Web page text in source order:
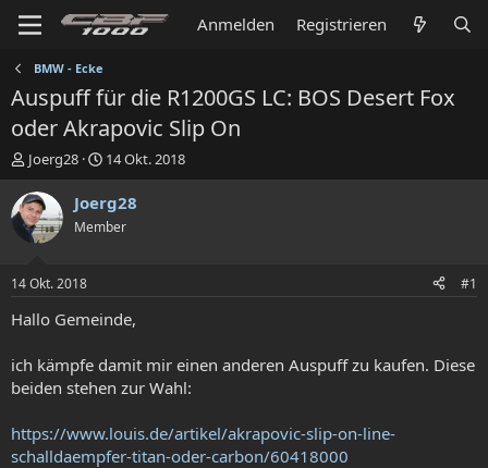
Anmelden Registrieren
BMW - Ecke
Auspuff für die R1200GS LC: BOS Desert Fox
oder Akrapovic Slip On
E
r
s
t
e
e
r
Joerg28
E
r
s
t
e
t
a
14 Okt. 2018
Joerg28
Member
14 Okt. 2018 #1
Hallo Gemeinde,
ich kämpfe damit mir einen anderen Auspuff zu kaufen. Diese
beiden stehen zur Wahl:
https://www.louis.de/artikel/akrapovic-slip-on-line-
schalldaempfer-titan-oder-carbon/60418000